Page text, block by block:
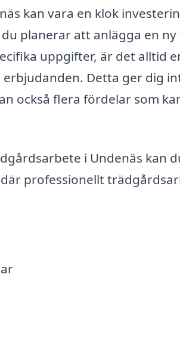
kan vara en klok
planerar att anlägga en
uppgifter, är det alltid
Detta ger dig
också flera fördelar som
i Undenäs kan
professionellt